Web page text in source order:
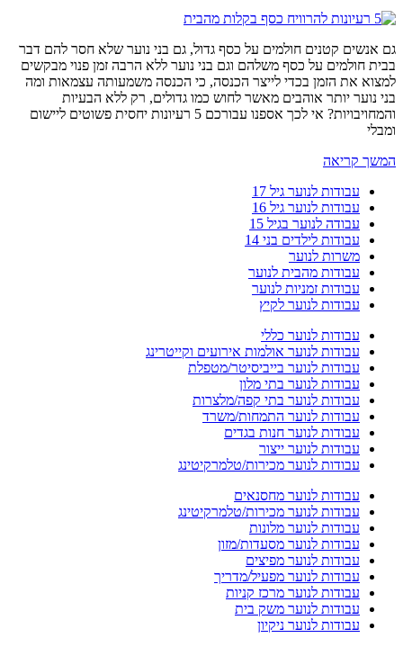
גם אנשים קטנים חולמים על כסף גדול, גם בני נוער שלא חסר להם דבר
בבית חולמים על כסף משלהם וגם בני נוער ללא הרבה זמן פנוי מבקשים
למצוא את הזמן בכדי לייצר הכנסה, כי הכנסה משמעותה עצמאות ומה
בני נוער יותר אוהבים מאשר לחוש כמו גדולים, רק ללא הבעיות
והמחויבויות? אי לכך אספנו עבורכם 5 רעיונות יחסית פשוטים ליישום
ומבלי
המשך קריאה
עבודות לנוער גיל 17
עבודות לנוער גיל 16
עבודה לנוער בגיל 15
עבודות לילדים בני 14
משרות לנוער
עבודות מהבית לנוער
עבודות זמניות לנוער
עבודות לנוער לקיץ
עבודות לנוער כללי
עבודות לנוער אולמות אירועים וקייטרינג
עבודות לנוער בייביסיטר/מטפלת
עבודות לנוער בתי מלון
עבודות לנוער בתי קפה/מלצרות
עבודות לנוער התמחות/משרד
עבודות לנוער חנות בגדים
עבודות לנוער ייצור
עבודות לנוער מכירות/טלמרקיטינג
עבודות לנוער מחסנאים
עבודות לנוער מכירות/טלמרקיטינג
עבודות לנוער מלונות
עבודות לנוער מסעדות/מזון
עבודות לנוער מפיצים
עבודות לנוער מפעיל/מדריך
עבודות לנוער מרכז קניות
עבודות לנוער משק בית
עבודות לנוער ניקיון